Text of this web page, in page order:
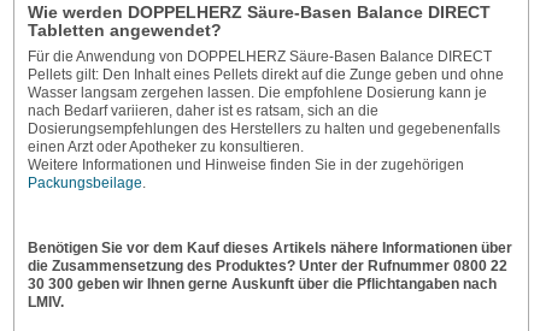
Wie werden DOPPELHERZ Säure-Basen Balance DIRECT
Tabletten angewendet?
Für die Anwendung von DOPPELHERZ Säure-Basen Balance DIRECT
Pellets gilt: Den Inhalt eines Pellets direkt auf die Zunge geben und ohne
Wasser langsam zergehen lassen. Die empfohlene Dosierung kann je
nach Bedarf variieren, daher ist es ratsam, sich an die
Dosierungsempfehlungen des Herstellers zu halten und gegebenenfalls
einen Arzt oder Apotheker zu konsultieren.
Weitere Informationen und Hinweise finden Sie in der zugehörigen
Packungsbeilage
Benötigen Sie vor dem Kauf dieses Artikels nähere Informationen über
die Zusammensetzung des Produktes? Unter der Rufnummer 0800 22
30 300 geben wir Ihnen gerne Auskunft über die Pflichtangaben nach
LMIV.